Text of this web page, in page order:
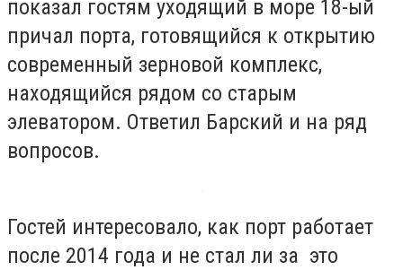
показал гостям уходящий в море 18-ый
причал порта, готовящийся к открытию
современный зерновой комплекс,
находящийся рядом со старым
элеватором. Ответил Барский и на ряд
вопросов.
Гостей интересовало, как порт работает
после 2014 года и не стал ли за это